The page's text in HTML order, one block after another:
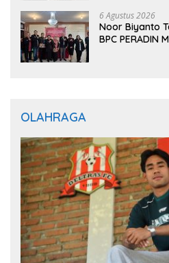
6 Agustus 2026
Noor Biyanto
BPC PERADIN
OLAHRAGA